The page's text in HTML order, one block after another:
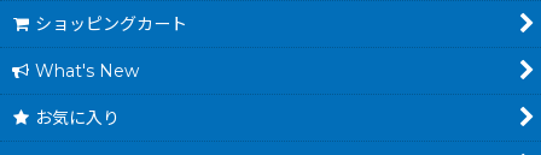
ショッピングカート
What's New
お気に入り